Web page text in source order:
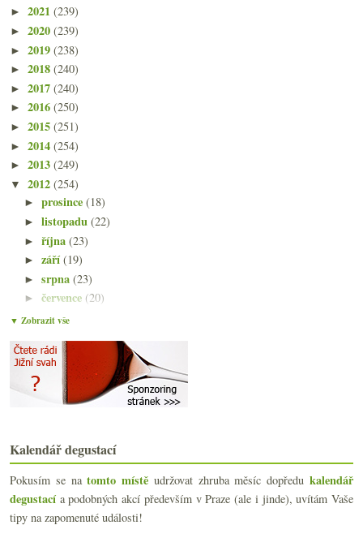
► 2021 (239)
► 2020 (239)
► 2019 (238)
► 2018 (240)
► 2017 (240)
► 2016 (250)
► 2015 (251)
► 2014 (254)
► 2013 (249)
▼ 2012 (254)
►prosince(18)
►listopadu(22)
►října(23)
►září(19)
►srpna(23)
►července (20)
►června
▼dubna
Vinné a pivní osvěžení do letních veder
Základní pinot od Gála a téma cen
Výsledky ankety „Bordeaux 2011 En Primeur“
Podezřelá láhev skvělé sherry a zajímavá sidra
Neviditelná klaustrofobní degustace
Svérázná vína z Jury v různých podobách
Anglie versus Francie, tentokrát šumivě
Úplně normální bílé z Jerezu
▼ Zobrazit vše
Kalendář degustací
Pokusím se natomto místě udržovat zhruba měsíc dopředukalendář
degustacía podobných akcí především v Praze (ale i jinde), uvítám Vaše
tipy na zapomenuté události!